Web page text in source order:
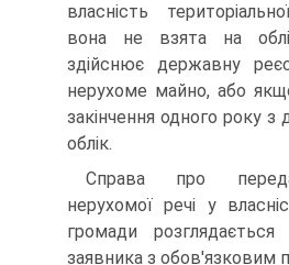
власність
вона не взята на
здійснює державну
нерухоме майно, або
закінчення одного року з
облік.
Справа про
нерухомої речі у
громади
заявника з обов'язковим